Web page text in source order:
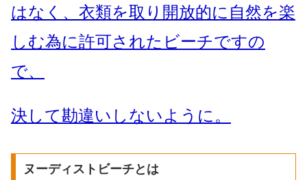
はなく、衣類を取り開放的に自然を楽
しむ為に許可されたビーチですの
で、
決して勘違いしないように。
ヌーディストビーチとは